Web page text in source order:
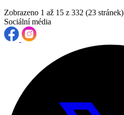
Zobrazeno 1 až 15 z 332 (23 stránek)
Sociální média